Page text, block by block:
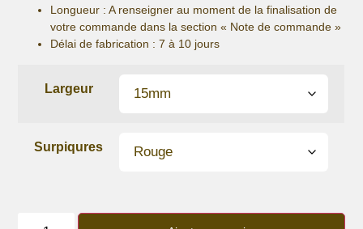
Longueur : A renseigner au moment de la finalisation de
votre commande dans la section « Note de commande »
Délai de fabrication : 7 à 10 jours
Largeur
Surpiqures